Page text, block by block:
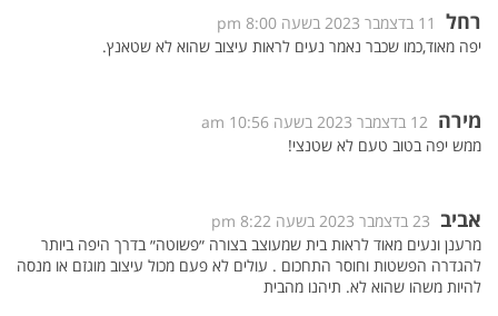
רחל
11 בדצמבר 2023 בשעה 8:00 pm
יפה מאוד,כמו שכבר נאמר נעים לראות עיצוב שהוא לא שטאנץ.
מירה 12 בדצמבר 2023 בשעה 10:56 am
ממש יפה בטוב טעם לא שטנצי!
אביב 23 בדצמבר 2023 בשעה 8:22 pm
מרענן ונעים מאוד לראות בית שמעוצב בצורה ״פשוטה״ בדרך היפה ביותר
להגדרה הפשטות וחוסר התחכום . עולים לא פעם מכול עיצוב מוגזם או מנסה
להיות משהו שהוא לא. תיהנו מהבית